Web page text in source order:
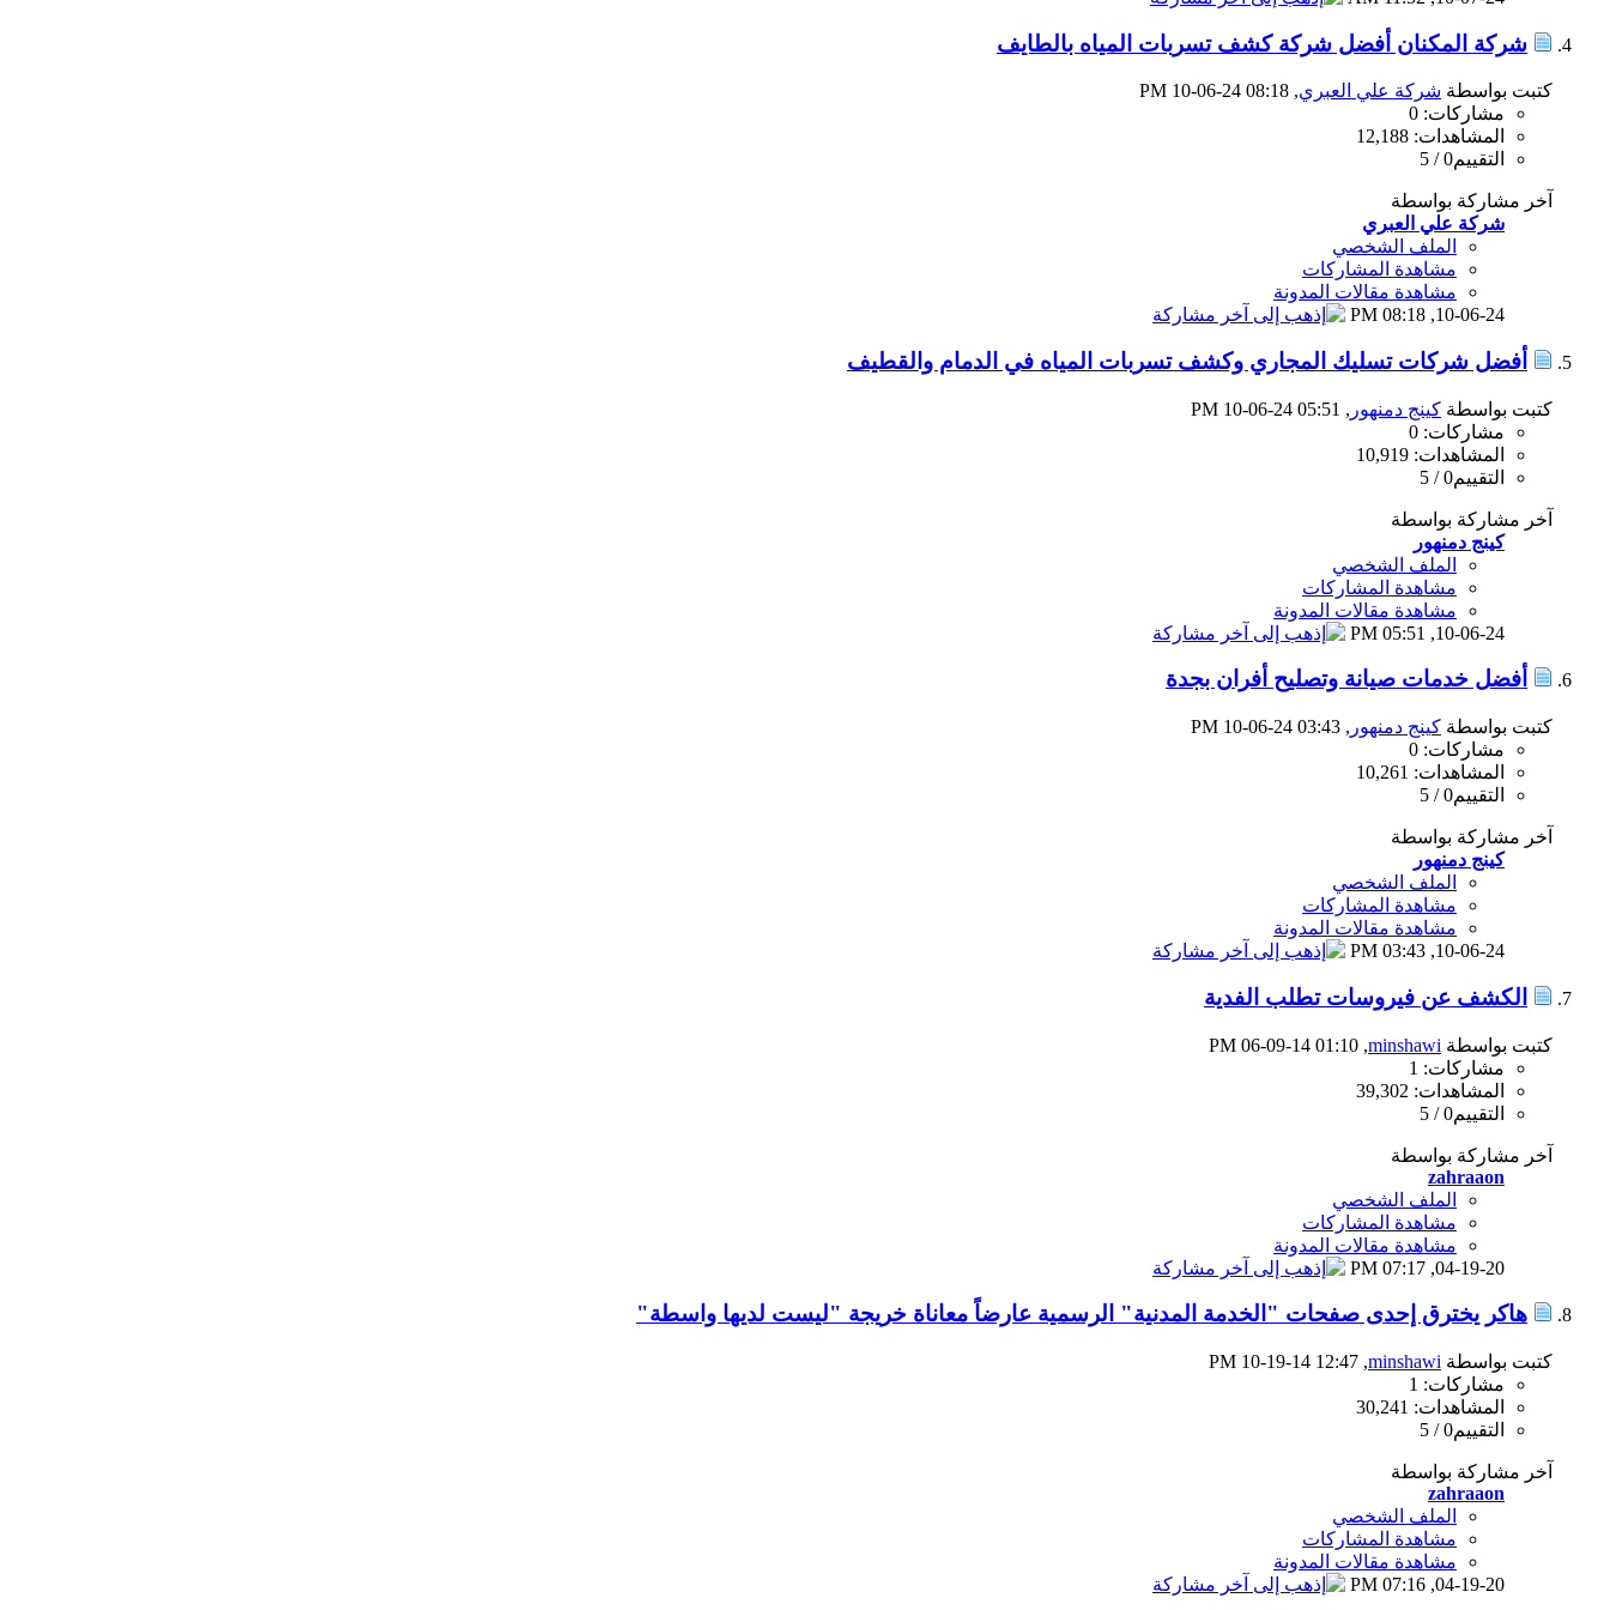
شركة المكنان أفضل شركة كشف تسربات المياه بالطايف
كتبت بواسطة شركة علي العبري‏, 10-06-24 08:18 PM
مشاركات: 0
المشاهدات: 12,188
التقييم0 / 5
آخر مشاركة بواسطة
شركة علي العبري
الملف الشخصي
مشاهدة المشاركات
مشاهدة مقالات المدونة
10-06-24,
08:18 PM
أفضل شركات تسليك المجاري وكشف تسربات المياه في الدمام والقطيف
كتبت بواسطة كينج دمنهور ‏, 10-06-24 05:51 PM
مشاركات: 0
المشاهدات: 10,919
التقييم0 / 5
آخر مشاركة بواسطة
كينج دمنهور
الملف الشخصي
مشاهدة المشاركات
مشاهدة مقالات المدونة
10-06-24,
05:51 PM
أفضل خدمات صيانة وتصليح أفران بجدة
كتبت بواسطة كينج دمنهور ‏, 10-06-24 03:43 PM
مشاركات: 0
المشاهدات: 10,261
التقييم0 / 5
آخر مشاركة بواسطة
كينج دمنهور
الملف الشخصي
مشاهدة المشاركات
مشاهدة مقالات المدونة
10-06-24,
03:43 PM
الكشف عن فيروسات تطلب الفدية
كتبت بواسطة minshawi
‏, 06-09-14 01:10 PM
مشاركات: 1
المشاهدات: 39,302
التقييم0 / 5
آخر مشاركة بواسطة
zahraaon
الملف الشخصي
مشاهدة المشاركات
مشاهدة مقالات المدونة
04-19-20,
07:17 PM
هاكر يخترق إحدى صفحات "الخدمة المدنية" الرسمية عارضاً معاناة خريجة "ليست لديها واسطة"
كتبت بواسطة minshawi
‏, 10-19-14 12:47 PM
مشاركات: 1
المشاهدات: 30,241
التقييم0 / 5
آخر مشاركة بواسطة
zahraaon
الملف الشخصي
مشاهدة المشاركات
مشاهدة مقالات المدونة
04-19-20,
07:16 PM